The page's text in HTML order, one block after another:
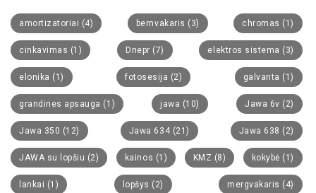
amortizatoriai (4) bernvakaris (3) chromas (1)
cinkavimas (1) Dnepr (7) elektros sistema (3)
elonika (1) fotosesija (2) galvanta (1)
grandines apsauga (1) jawa (10) Jawa 6v (2)
Jawa 350 (12) Jawa 634 (21) Jawa 638 (2)
JAWA su lopšiu (2) kainos (1) KMZ (8) kokybė (1)
lankai (1) lopšys (2) mergvakaris (4)